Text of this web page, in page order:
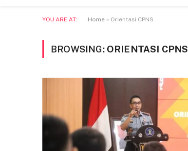
YOU ARE AT: Home » Orientasi CPNS
BROWSING: ORIENTASI CPNS